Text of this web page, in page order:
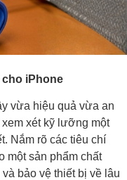
iPhone
vừa hiệu quả vừa an
xét kỹ lưỡng một
Nắm rõ các tiêu chí
một sản phẩm chất
bảo vệ thiết bị về lâu